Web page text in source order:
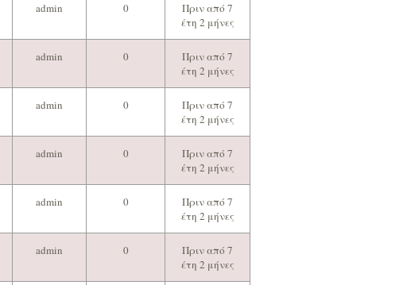
admin 0
Πριν από 7
έτη 2 μήνες
admin 0
Πριν από 7
έτη 2 μήνες
admin 0
Πριν από 7
έτη 2 μήνες
admin 0
Πριν από 7
έτη 2 μήνες
admin 0
Πριν από 7
έτη 2 μήνες
admin 0
Πριν από 7
έτη 2 μήνες